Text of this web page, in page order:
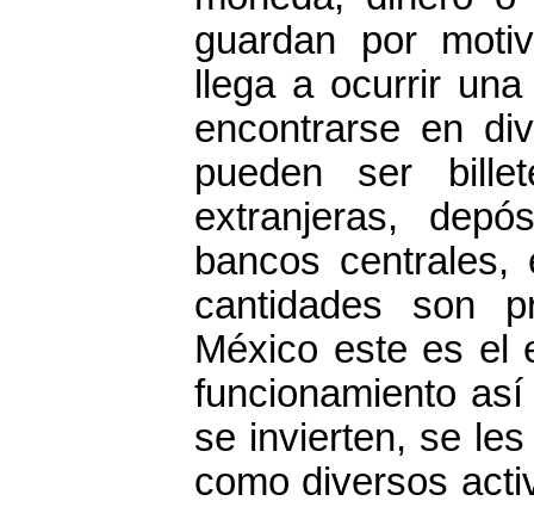
guardan por
llega a ocurrir
encontrarse en
pueden ser
extranjeras,
bancos
cantidades son
México este es el
funcionamiento
se invierten, se
como diversos